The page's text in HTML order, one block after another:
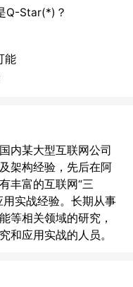
Q-Star(*)？
能
内某大型互联网公司
架构经验，先后在阿
丰富的互联网“三
实战经验。长期从事
等相关领域的研究，